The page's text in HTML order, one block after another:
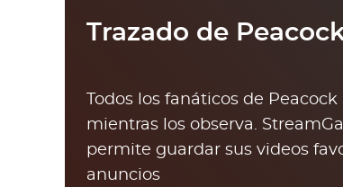
Trazado de
Todos los fanáticos de
mientras los observa.
permite guardar sus videos
anuncios